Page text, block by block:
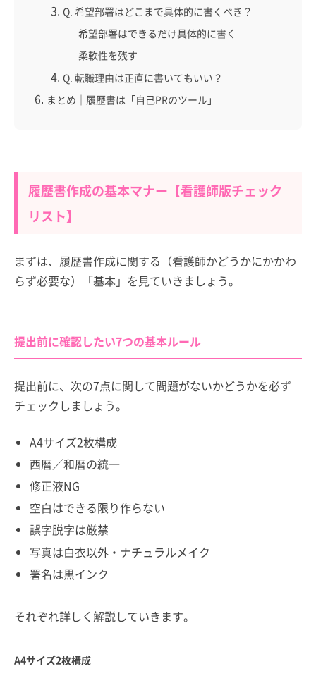
Q. 希望部署はどこまで具体的に書くべき？
希望部署はできるだけ具体的に書く
柔軟性を残す
Q. 転職理由は正直に書いてもいい？
まとめ｜履歴書は「自己PRのツール」
履歴書作成の基本マナー【看護師版チェック
リスト】
まずは、履歴書作成に関する（看護師かどうかにかかわ
らず必要な）「基本」を見ていきましょう。
提出前に確認したい7つの基本ルール
提出前に、次の7点に関して問題がないかどうかを必ず
チェックしましょう。
A4サイズ2枚構成
西暦／和暦の統一
修正液NG
空白はできる限り作らない
誤字脱字は厳禁
写真は白衣以外・ナチュラルメイク
署名は黒インク
それぞれ詳しく解説していきます。
A4サイズ2枚構成